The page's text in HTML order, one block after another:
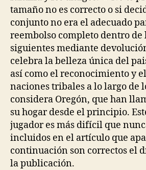
tamaño no es correcto o si
conjunto no era el adecuado
reembolso completo dentro de
siguientes mediante
celebra la belleza única del
así como el reconocimiento y
naciones tribales a lo largo de
considera Oregón, que han
su hogar desde el principio.
jugador es más difícil que
incluidos en el artículo que
continuación son correctos el
la publicación.